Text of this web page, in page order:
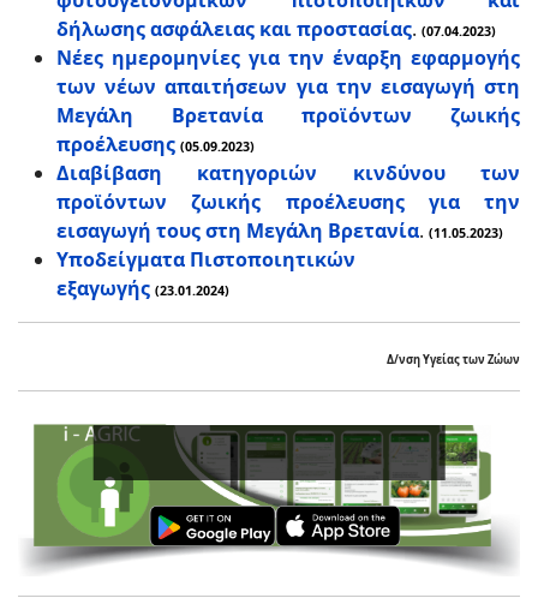
δήλωσης ασφάλειας και προστασίας. (07.04.2023)
Νέες ημερομηνίες για την έναρξη εφαρμογής
των νέων απαιτήσεων για την εισαγωγή στη
Μεγάλη Βρετανία προϊόντων ζωικής
προέλευσης (05.09.2023)
Διαβίβαση κατηγοριών κινδύνου των
προϊόντων ζωικής προέλευσης για την
εισαγωγή τους στη Μεγάλη Βρετανία. (11.05.2023)
Υποδείγματα Πιστοποιητικών
εξαγωγής (23.01.2024)
Δ/νση Υγείας των Ζώων